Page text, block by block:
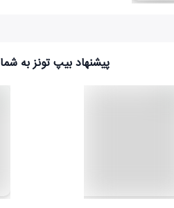
پیشنهاد بیپ تونز به شما